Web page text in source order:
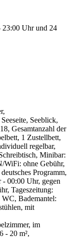
Uhr und 24
Seeblick,
Gesamtanzahl der
1 Zustellbett,
regelbar,
Minibar:
WiFi: ohne Gebühr,
Programm,
00:00 Uhr, gegen
Tageszeitung:
Bademantel:
mit
im
- 20 m²,